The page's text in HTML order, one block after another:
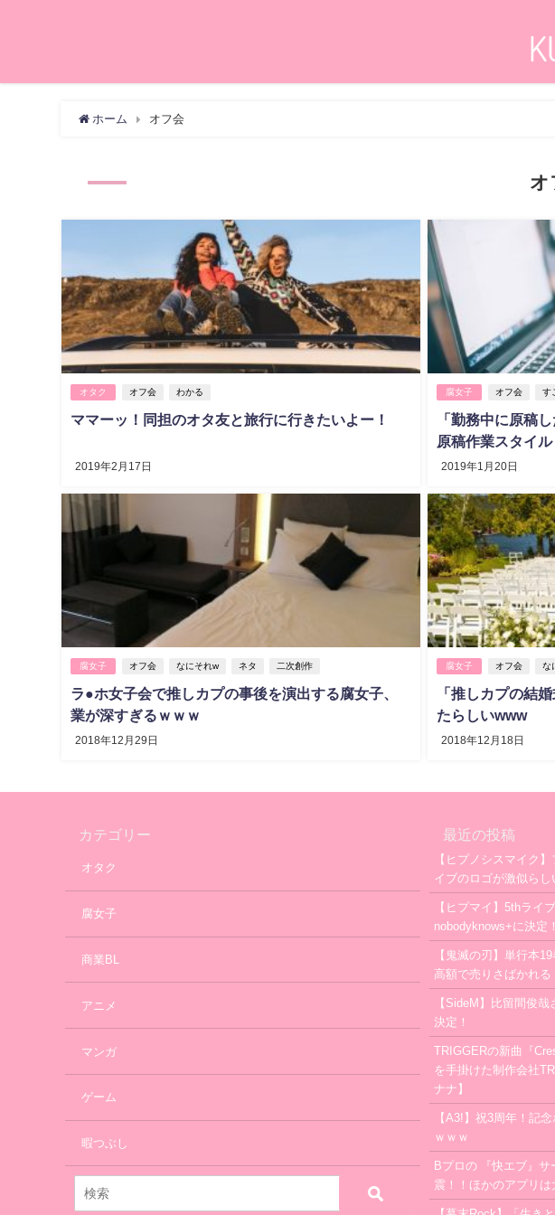
ホーム オフ会
オ
オタク オフ会 わかる
ママーッ！同担のオタ友と旅行に行きたいよー！
2019年2月17日
腐女子 オフ会 す
「勤務中に原稿
原稿作業スタイル
2019年1月20日
腐女子 オフ会 なにそれw ネタ 二次創作
ラ●ホ女子会で推しカプの事後を演出する腐女子、
業が深すぎるｗｗｗ
2018年12月29日
腐女子 オフ会 な
「推しカプの結
たらしいwww
2018年12月18日
カテゴリー
オタク
腐女子
商業BL
アニメ
マンガ
ゲーム
暇つぶし
最近の投稿
【ヒプノシスマイク
イブのロゴが激似らし
【ヒプマイ】5thライ
nobodyknows+に決定
【鬼滅の刃】単行本
高額で売りさばかれる
【SideM】比留間俊
決定！
TRIGGERの新曲『
を手掛けた制作会社
ナナ】
【A3!】祝3周年！記
ｗｗｗ
Bプロの 『快エブ』
震！！ほかのアプリは